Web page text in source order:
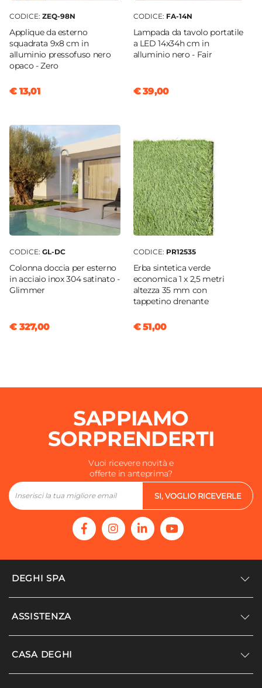
CODICE: ZEQ-98N
Applique da esterno
squadrata 9x8 cm in
alluminio pressofuso nero
opaco - Zero
€ 13,01
CODICE: FA-14N
Lampada da tavolo portatile
a LED 14x34h cm in
alluminio nero - Fair
€ 39,00
CODICE: GL-DC
Colonna doccia per esterno
in acciaio inox 304 satinato -
Glimmer
€ 327,00
CODICE: PR12535
Erba sintetica verde
economica 1 x 2,5 metri
altezza 35 mm con
tappetino drenante
€ 51,00
SAPPIAMO
SORPRENDERTI
Vuoi ricevere novità e
offerte in anteprima?
SI, VOGLIO RICEVERLE
DEGHI SPA
Accedi/Registrati
ASSISTENZA
Supporto
CASA DEGHI